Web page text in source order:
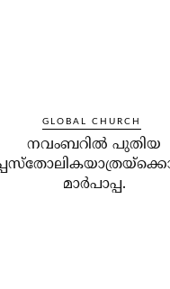
GLOBAL CHURCH
നവംബറില്‍ പുതിയ
മാര്‍പാപ്പ.